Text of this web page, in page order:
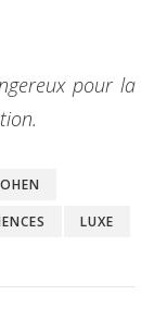
pour la
LUXE